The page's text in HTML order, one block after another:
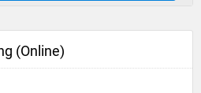
(Online)